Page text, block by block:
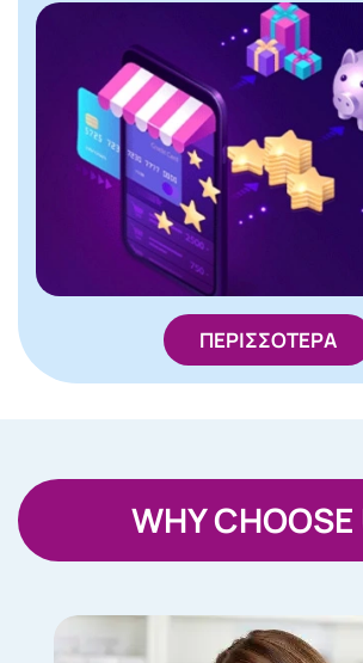
ΠΕΡΙΣΣΟΤΕΡΑ
WHY CHOOSE